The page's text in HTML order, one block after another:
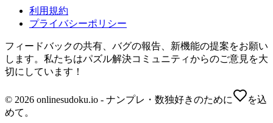
利用規約
プライバシーポリシー
フィードバックの共有、バグの報告、新機能の提案をお願い
します。私たちはパズル解決コミュニティからのご意見を大
切にしています！
© 2026 onlinesudoku.io - ナンプレ・数独好きのために
を込
めて。